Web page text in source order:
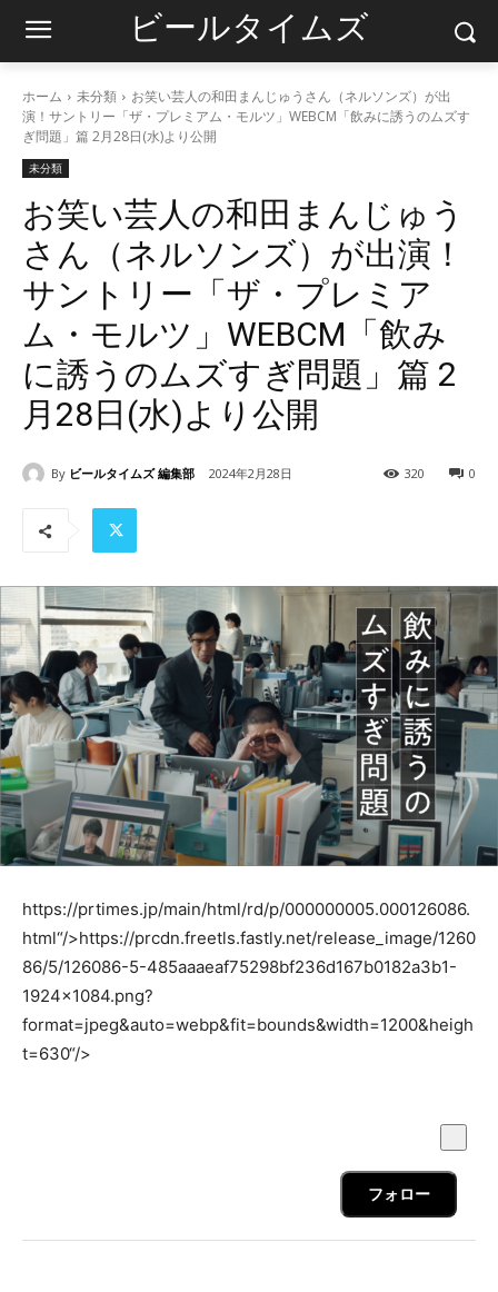
ビールタイムズ
ホーム 未分類
お笑い芸人の和田まんじゅうさん（ネルソンズ）が出
演！サントリー「ザ・プレミアム・モルツ」WEBCM「飲みに誘うのムズす
ぎ問題」篇 2月28日(水)より公開
未分類
お笑い芸人の和田まんじゅう
さん（ネルソンズ）が出演！
サントリー「ザ・プレミア
ム・モルツ」WEBCM「飲み
に誘うのムズすぎ問題」篇 2
月28日(水)より公開
By ビールタイムズ 編集部 2024年2月28日 0
320
https://prtimes.jp/main/html/rd/p/000000005.000126086.
html“/>https://prcdn.freetls.fastly.net/release_image/1260
86/5/126086-5-485aaaeaf75298bf236d167b0182a3b1-
1924×1084.png?
format=jpeg&auto=webp&fit=bounds&width=1200&heigh
t=630“/>
フォロー